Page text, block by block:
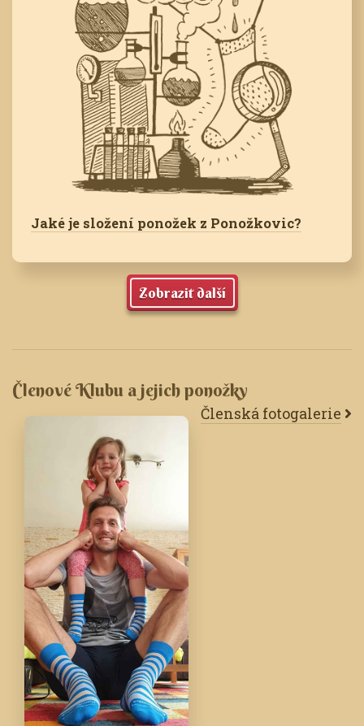
Jaké je složení ponožek z Ponožkovic?
Zobrazit další
Členové Klubu a jejich ponožky
Členská fotogalerie